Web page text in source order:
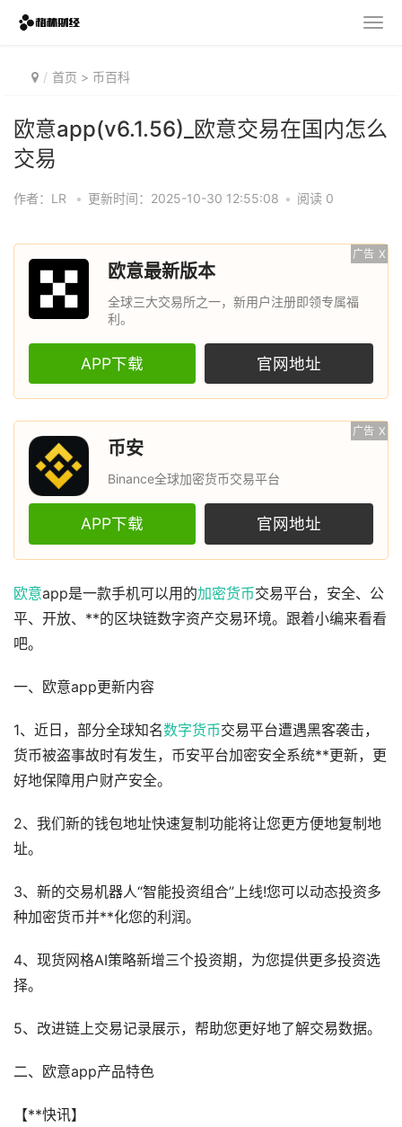
首页 > 币百科
欧意app(v6.1.56)_欧意交易在国内怎么
交易
作者：LR • 更新时间：2025-10-30 12:55:08 • 阅读 0
广告 X
欧意最新版本
全球三大交易所之一，新用户注册即领专属福
利。
APP下载 官网地址
广告 X
币安
Binance全球加密货币交易平台
APP下载 官网地址
欧意app是一款手机可以用的加密货币交易平台，安全、公
平、开放、**的区块链数字资产交易环境。跟着小编来看看
吧。
一、欧意app更新内容
1、近日，部分全球知名数字货币交易平台遭遇黑客袭击，
货币被盗事故时有发生，币安平台加密安全系统**更新，更
好地保障用户财产安全。
2、我们新的钱包地址快速复制功能将让您更方便地复制地
址。
3、新的交易机器人“智能投资组合”上线!您可以动态投资多
种加密货币并**化您的利润。
4、现货网格AI策略新增三个投资期，为您提供更多投资选
择。
5、改进链上交易记录展示，帮助您更好地了解交易数据。
二、欧意app产品特色
【**快讯】